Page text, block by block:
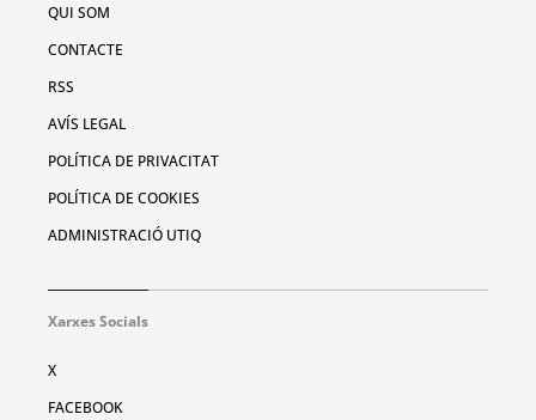
QUI SOM
CONTACTE
RSS
AVÍS LEGAL
POLÍTICA DE PRIVACITAT
POLÍTICA DE COOKIES
ADMINISTRACIÓ UTIQ
Xarxes Socials
X
FACEBOOK